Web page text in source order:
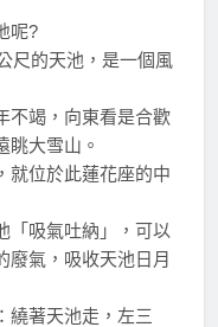
呢?
尺的天池，是一個風
不竭，向東看是合歡
眺大雪山。
就位於此蓮花座的中
「吸氣吐納」，可以
廢氣，吸收天池日月
繞著天池走，左三